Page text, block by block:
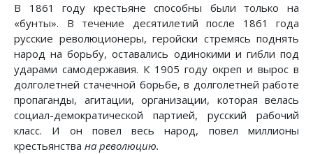
В 1861 году крестьяне способны были только на
«бунты». В течение десятилетий после 1861 года
русские революционеры, геройски стремясь поднять
народ на борьбу, оставались одинокими и гибли под
ударами самодержавия. К 1905 году окреп и вырос в
долголетней стачечной борьбе, в долголетней работе
пропаганды, агитации, организации, которая велась
социал-демократической партией, русский рабочий
класс. И он повел весь народ, повел миллионы
крестьянства на революцию.